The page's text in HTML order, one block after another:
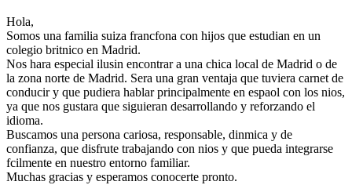
Hola,
Somos una familia suiza francfona con hijos que estudian en un
colegio britnico en Madrid.
Nos hara especial ilusin encontrar a una chica local de Madrid o de
la zona norte de Madrid. Sera una gran ventaja que tuviera carnet de
conducir y que pudiera hablar principalmente en espaol con los nios,
ya que nos gustara que siguieran desarrollando y reforzando el
idioma.
Buscamos una persona cariosa, responsable, dinmica y de
confianza, que disfrute trabajando con nios y que pueda integrarse
fcilmente en nuestro entorno familiar.
Muchas gracias y esperamos conocerte pronto.